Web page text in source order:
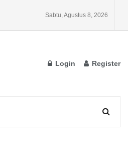
Sabtu, Agustus 8, 2026
Login Register